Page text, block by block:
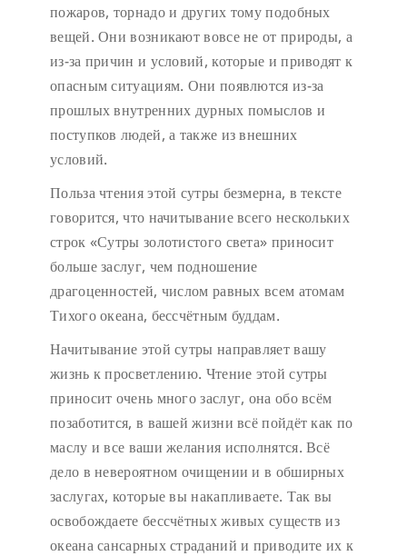
пожаров, торнадо и других тому подобных
вещей. Они возникают вовсе не от природы, а
из-за причин и условий, которые и приводят к
опасным ситуациям. Они появлются из-за
прошлых внутренних дурных помыслов и
поступков людей, а также из внешних
условий.
Польза чтения этой сутры безмерна, в тексте
говорится, что начитывание всего нескольких
строк «Сутры золотистого света» приносит
больше заслуг, чем подношение
драгоценностей, числом равных всем атомам
Тихого океана, бессчётным буддам.
Начитывание этой сутры направляет вашу
жизнь к просветлению. Чтение этой сутры
приносит очень много заслуг, она обо всём
позаботится, в вашей жизни всё пойдёт как по
маслу и все ваши желания исполнятся. Всё
дело в невероятном очищении и в обширных
заслугах, которые вы накапливаете. Так вы
освобождаете бессчётных живых существ из
океана сансарных страданий и приводите их к